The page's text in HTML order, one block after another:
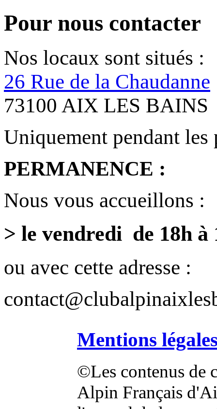
Pour nous contacter
Nos locaux sont situés :
26 Rue de la Chaudanne
73100 AIX LES BAINS
Uniquement pendant les
PERMANENCE :
Nous vous accueillons :
> le vendredi de 18h à
ou avec cette adresse :
Mentions
©Les contenus de
Alpin Français